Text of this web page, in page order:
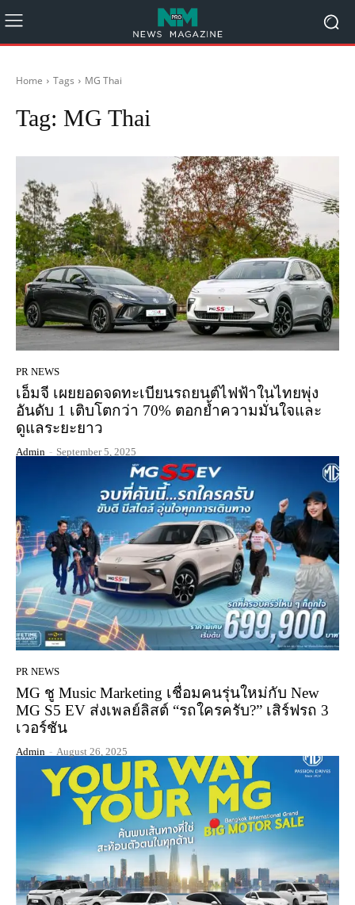
Home Tags MG Thai
Tag: MG Thai
PR NEWS
เอ็มจี เผยยอดจดทะเบียนรถยนต์ไฟฟ้าในไทยพุ่ง
อันดับ 1 เติบโตกว่า 70% ตอกย้ำความมั่นใจและ
ดูแลระยะยาว
Admin - September 5, 2025
PR NEWS
MG ชู Music Marketing เชื่อมคนรุ่นใหม่กับ New
MG S5 EV ส่งเพลย์ลิสต์ “รถใครครับ?” เสิร์ฟรถ 3
เวอร์ชัน
Admin - August 26, 2025